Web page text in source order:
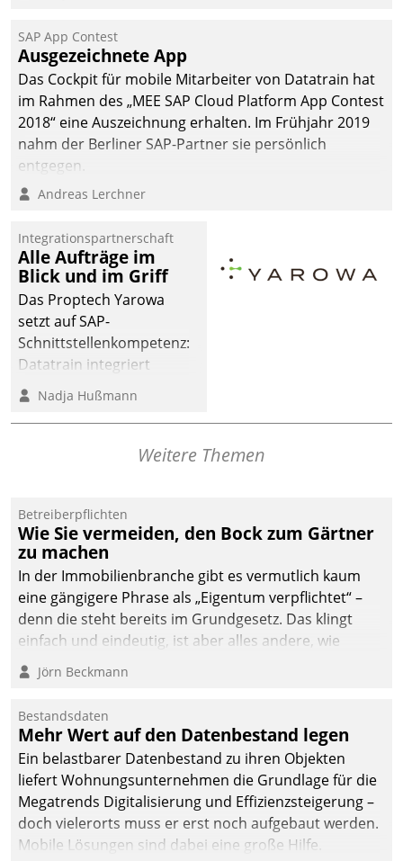
SAP App Contest
Ausgezeichnete App
Das Cockpit für mobile Mitarbeiter von Datatrain hat
im Rahmen des „MEE SAP Cloud Platform App Contest
2018“ eine Auszeichnung erhalten. Im Frühjahr 2019
nahm der Berliner SAP-Partner sie persönlich
entgegen.
Andreas Lerchner
Integrationspartnerschaft
Alle Aufträge im
Blick und im Griff
Das Proptech Yarowa
setzt auf SAP-
Schnittstellenkompetenz:
Datatrain integriert
Yarowas Portal zur
Vergabe und Verwaltung
von Aufträgen der
deutscher
Wohnungsunternehmen
– und beschleunigt damit
den Weg vom
Mieteranliegen zum
Dienstleisterauftrag.
Nadja Hußmann
Weitere Themen
Betreiberpflichten
Wie Sie vermeiden, den Bock zum Gärtner
zu machen
In der Immobilienbranche gibt es vermutlich kaum
eine gängigere Phrase als „Eigentum verpflichtet“ –
denn die steht bereits im Grundgesetz. Das klingt
einfach und eindeutig, ist aber alles andere, wie
Branchenbeschäftigte wissen. Denn mit der
Verantwortung folgen Verpflichtungen.
Jörn Beckmann
Bestandsdaten
Mehr Wert auf den Datenbestand legen
Ein belastbarer Datenbestand zu ihren Objekten
liefert Wohnungsunternehmen die Grundlage für die
Megatrends Digitalisierung und Effizienzsteigerung –
doch vielerorts muss er erst noch aufgebaut werden.
Mobile Lösungen sind dabei eine große Hilfe.